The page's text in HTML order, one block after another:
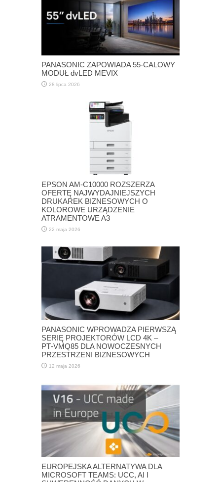
PANASONIC ZAPOWIADA 55-CALOWY
MODUŁ dvLED MEVIX
28 lipca 2026
EPSON AM-C10000 ROZSZERZA
OFERTĘ NAJWYDAJNIEJSZYCH
DRUKAREK BIZNESOWYCH O
KOLOROWE URZĄDZENIE
ATRAMENTOWE A3
22 maja 2026
PANASONIC WPROWADZA PIERWSZĄ
SERIĘ PROJEKTORÓW LCD 4K –
PT‑VMQ85 DLA NOWOCZESNYCH
PRZESTRZENI BIZNESOWYCH
12 maja 2026
EUROPEJSKA ALTERNATYWA DLA
MICROSOFT TEAMS: UCC, AI I